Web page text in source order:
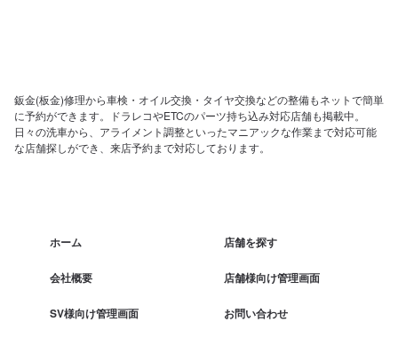
鈑金(板金)修理から車検・オイル交換・タイヤ交換などの整備もネットで簡単
に予約ができます。ドラレコやETCのパーツ持ち込み対応店舗も掲載中。
日々の洗車から、アライメント調整といったマニアックな作業まで対応可能
な店舗探しができ、来店予約まで対応しております。
ホーム 店舗を探す
会社概要 店舗様向け管理画面
SV様向け管理画面 お問い合わせ